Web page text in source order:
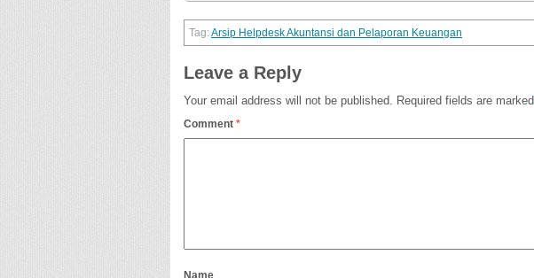
Arsip Helpdesk Akuntansi dan Pelaporan Keuangan
Leave a Reply
Your email address will not be published. Required fields are marked
Comment *
Name